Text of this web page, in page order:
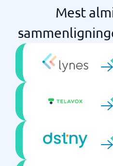
Mest